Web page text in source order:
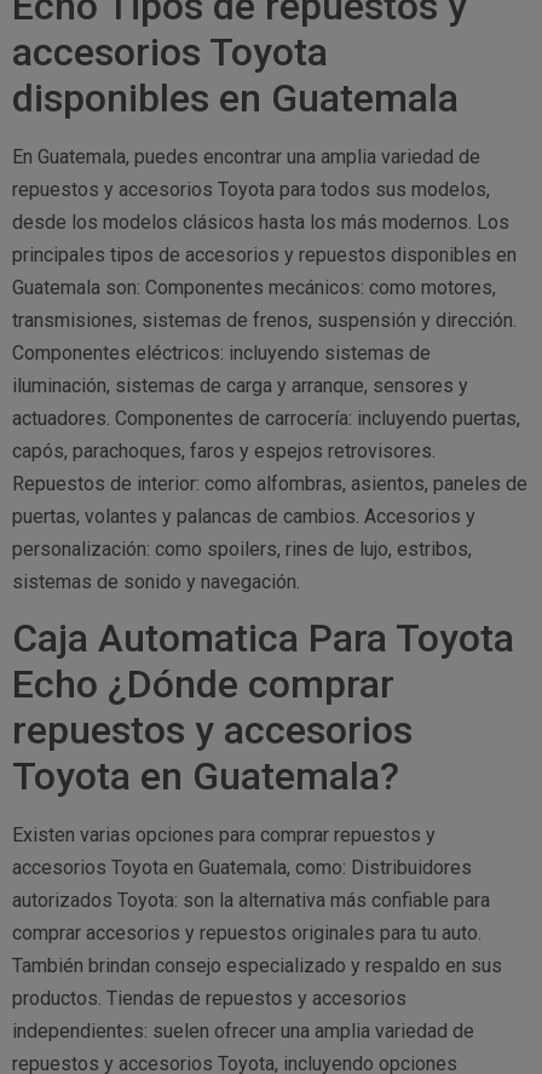
accesorios Toyota
disponibles en Guatemala
En Guatemala, puedes encontrar una amplia variedad de
repuestos y accesorios Toyota para todos sus modelos,
desde los modelos clásicos hasta los más modernos. Los
principales tipos de accesorios y repuestos disponibles en
Guatemala son: Componentes mecánicos: como motores,
transmisiones, sistemas de frenos, suspensión y dirección.
Componentes eléctricos: incluyendo sistemas de
iluminación, sistemas de carga y arranque, sensores y
actuadores. Componentes de carrocería: incluyendo puertas,
capós, parachoques, faros y espejos retrovisores.
Repuestos de interior: como alfombras, asientos, paneles de
puertas, volantes y palancas de cambios. Accesorios y
personalización: como spoilers, rines de lujo, estribos,
sistemas de sonido y navegación.
Caja Automatica Para Toyota
Echo ¿Dónde comprar
repuestos y accesorios
Toyota en Guatemala?
Existen varias opciones para comprar repuestos y
accesorios Toyota en Guatemala, como: Distribuidores
autorizados Toyota: son la alternativa más confiable para
comprar accesorios y repuestos originales para tu auto.
También brindan consejo especializado y respaldo en sus
productos. Tiendas de repuestos y accesorios
independientes: suelen ofrecer una amplia variedad de
repuestos y accesorios Toyota, incluyendo opciones